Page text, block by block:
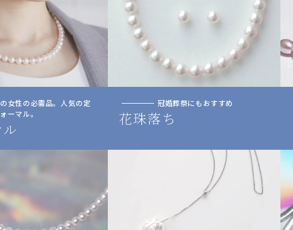
女性の必需品。人気の定
ーマル。
冠婚葬祭にもおすすめ
花珠落ち